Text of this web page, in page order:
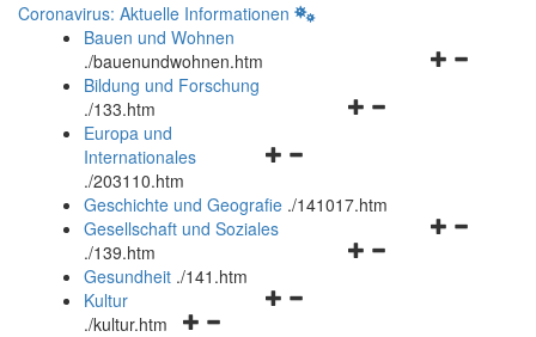
Coronavirus: Aktuelle Informationen
Bauen und Wohnen
./bauenundwohnen.htm
Navigationsmenü
Bildung und Forschung
./133.htm
Navigationsmenü
und
schließen
Europa und
Internationales
./203110.htm
Geschichte und Geografie ./141017.htm
Navigationsmenü
Gesellschaft und Soziales
./139.htm
Navigationsmenü
Gesundheit ./141.htm
Navigationsmenü
Kultur
./kultur.htm